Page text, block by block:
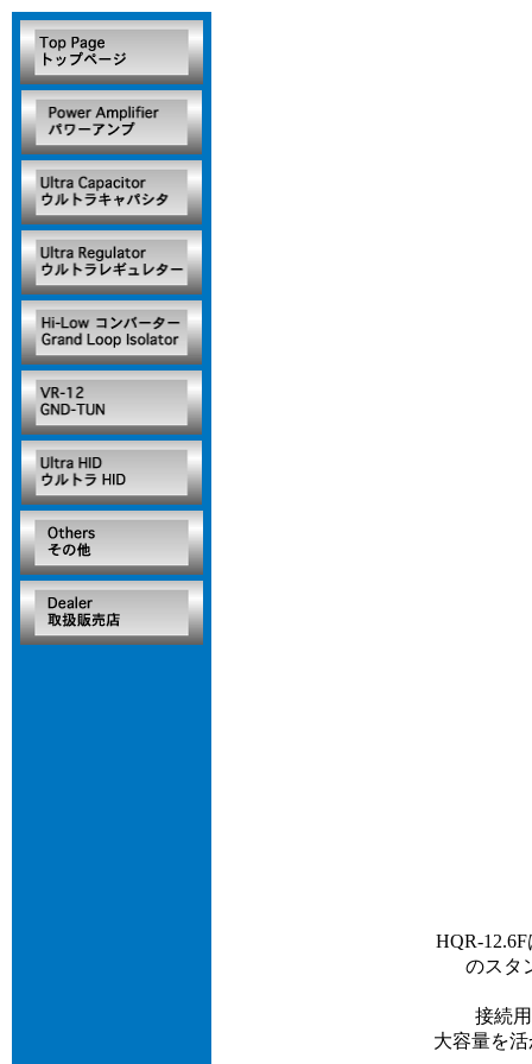
HQR-
のスタ
接続
大容量を